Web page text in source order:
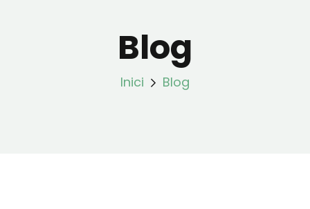
Blog
Inici Blog